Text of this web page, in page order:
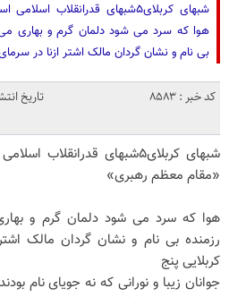
شبهای کربلای۵شبهای قدرانقلاب
هوا که سرد می شود دلمان گرم و بهاری
بی نام و نشان گردان مالک اشتر ازنا در
کد خبر : 8583
شبهای کربلای۵شبهای قدرانقلاب
«مقام معظم رهبری»
هوا که سرد می شود دلمان گرم و
رزمنده بی نام و نشان گردان مالک
کربلایی پنج
جوانان زیبا و نورانی که نه جویای نام